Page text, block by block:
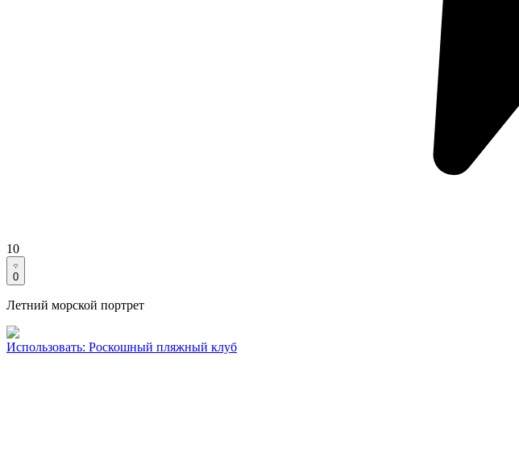
10
0
Летний морской портрет
Использовать: Роскошный пляжный клуб